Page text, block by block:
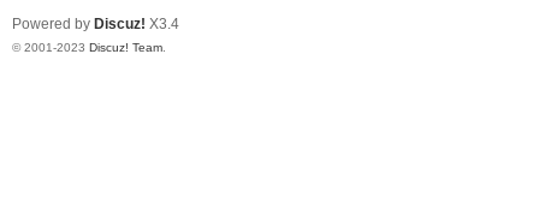
Powered by Discuz! X3.4
© 2001-2023 Discuz! Team